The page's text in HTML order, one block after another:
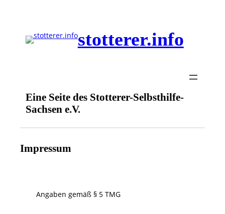
springen
stotterer.info
Eine Seite des Stotterer-Selbsthilfe-
Sachsen e.V.
Impressum
Angaben gemäß § 5 TMG